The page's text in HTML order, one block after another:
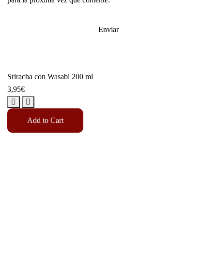
Sriracha con Wasabi 200 ml
3,95€
Add to Cart